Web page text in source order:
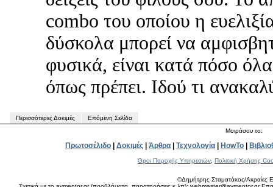
combo του οποίου η
δύσκολα μπορεί να
φυσικά, είναι κατά πόσο
όπως πρέπει. Ιδού τι
Περισσότερες Δοκιμές
Επόμενη Σελίδα
Μοιράσου το:
Πρωτοσέλιδο | Δοκιμές | Άρθρα | Τεχνολογία | HowTo |
Όροι Παροχής Υπηρεσιών Πολιτική Χρήσης
©Δημήτρης Σταματάκος/Ακραίες